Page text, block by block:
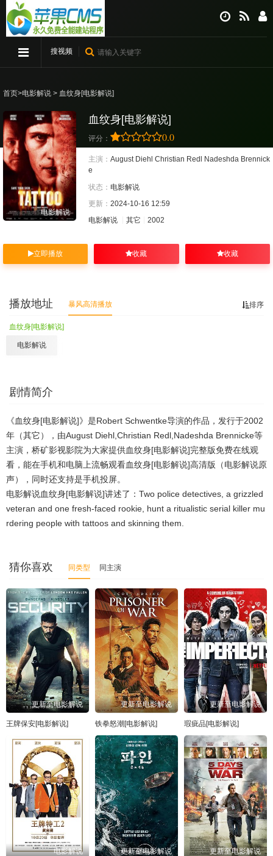
搜视频
首页>电影解说 > 血纹身[电影解说]
电影解说
血纹身[电影解说]
评分： 0.0
主演： August Diehl Christian Redl
Nadeshda Brennick
e
状态： 电影解说
更新： 2024-10-16 12:59
电影解说
其它 2002
立即播放 收藏 收藏
排序
播放地址 暴风高清播放
血纹身[电影解说]
电影解说
剧情简介
《血纹身[电影解说]》是Robert Schwentke导演的作品，发行于2002
年（其它），由August Diehl,Christian Redl,Nadeshda Brennicke等
主演，桥矿影视影院为大家提供血纹身[电影解说]完整版免费在线观
看，能在手机和电脑上流畅观看血纹身[电影解说]高清版（电影解说原
声），同时还支持是手机投屏。
电影解说血纹身[电影解说]讲述了：Two police detectives, a grizzled
veteran and one fresh-faced rookie, hunt a ritualistic serial killer mu
rdering people with tattoos and skinning them.
猜你喜欢 同类型 同主演
更新至电影解说
王牌保安[电影解说]
更新至电影解说
铁拳怒潮[电影解说]
更新至电影解说
瑕疵品[电影解说]
电影解说 更新至电影解说 更新至电影解说